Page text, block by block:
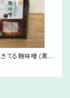
てる麹味噌 (黒大